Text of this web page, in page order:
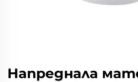
Напреднала